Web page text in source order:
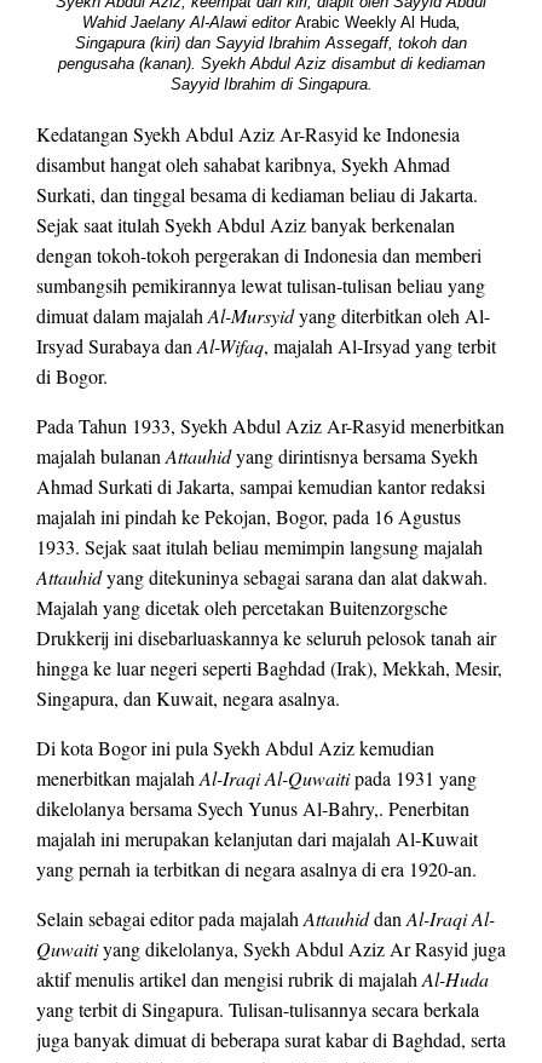
Wahid Jaelany Al-Alawi editor Arabic Weekly Al Huda,
Singapura (kiri) dan Sayyid Ibrahim Assegaff, tokoh dan
pengusaha (kanan). Syekh Abdul Aziz disambut di kediaman
Sayyid Ibrahim di Singapura.
Kedatangan Syekh Abdul Aziz Ar-Rasyid ke Indonesia
disambut hangat oleh sahabat karibnya, Syekh Ahmad
Surkati, dan tinggal besama di kediaman beliau di Jakarta.
Sejak saat itulah Syekh Abdul Aziz banyak berkenalan
dengan tokoh-tokoh pergerakan di Indonesia dan memberi
sumbangsih pemikirannya lewat tulisan-tulisan beliau yang
dimuat dalam majalah Al-Mursyidyang diterbitkan oleh Al-
Irsyad Surabaya dan Al-Wifaq, majalah Al-Irsyad yang terbit
di Bogor.
Pada Tahun 1933, Syekh Abdul Aziz Ar-Rasyid menerbitkan
majalah bulanan Attauhidyang dirintisnya bersama Syekh
Ahmad Surkati di Jakarta, sampai kemudian kantor redaksi
majalah ini pindah ke Pekojan, Bogor, pada 16 Agustus
1933. Sejak saat itulah beliau memimpin langsung majalah
Attauhidyang ditekuninya sebagai sarana dan alat dakwah.
Majalah yang dicetak oleh percetakan Buitenzorgsche
Drukkerij ini disebarluaskannya ke seluruh pelosok tanah air
hingga ke luar negeri seperti Baghdad (Irak), Mekkah, Mesir,
Singapura, dan Kuwait, negara asalnya.
Di kota Bogor ini pula Syekh Abdul Aziz kemudian
menerbitkan majalah Al-Iraqi Al-Quwaitipada 1931 yang
dikelolanya bersama Syech Yunus Al-Bahry,. Penerbitan
majalah ini merupakan kelanjutan dari majalah Al-Kuwait
yang pernah ia terbitkan di negara asalnya di era 1920-an.
Selain sebagai editor pada majalah Attauhiddan Al-Iraqi Al-
Quwaitiyang dikelolanya, Syekh Abdul Aziz Ar Rasyid juga
aktif menulis artikel dan mengisi rubrik di majalah Al-Huda
yang terbit di Singapura. Tulisan-tulisannya secara berkala
juga banyak dimuat di beberapa surat kabar di Baghdad, serta